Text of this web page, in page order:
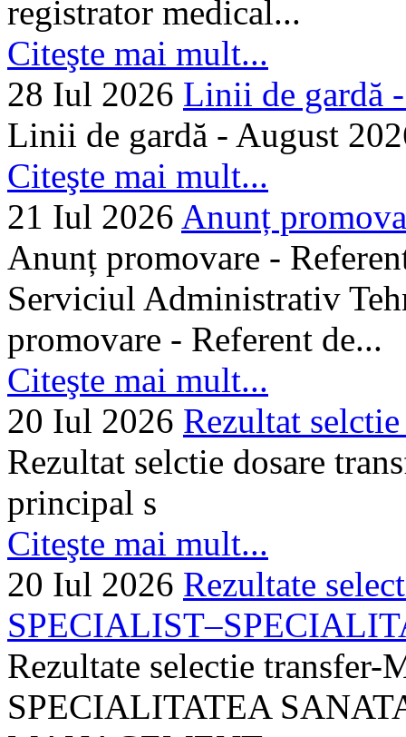
registrator medical...
Citeşte mai mult...
28 Iul 2026 Linii de gardă
Linii de gardă - August
Citeşte mai mult...
21 Iul 2026 Anunț
Anunț promovare -
Serviciul Administrativ
promovare - Referent de...
Citeşte mai mult...
20 Iul 2026 Rezultat
Rezultat selctie dosare
principal s
Citeşte mai mult...
20 Iul 2026 Rezultate
Rezultate selectie
SPECIALITATEA